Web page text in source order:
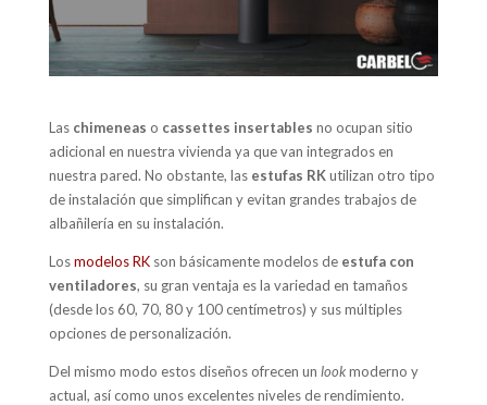
Las chimeneas o cassettes insertables no ocupan sitio
adicional en nuestra vivienda ya que van integrados en
nuestra pared. No obstante, las estufas RKutilizan otro tipo
de instalación que simplifican y evitan grandes trabajos de
albañilería en su instalación.
Losmodelos RKson básicamente modelos de estufa con
ventiladores, su gran ventaja es la variedad en tamaños
(desde los 60, 70, 80 y 100 centímetros) y sus múltiples
opciones de personalización.
Del mismo modo estos diseños ofrecen un lookmoderno y
actual, así como unos excelentes niveles de rendimiento.